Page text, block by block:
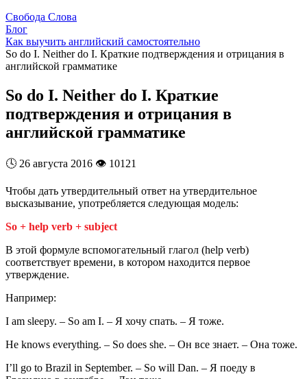
Свобода Слова
Блог
Как выучить английский самостоятельно
So do I. Neither do I. Краткие подтверждения и отрицания в
английской грамматике
So do I. Neither do I. Краткие
подтверждения и отрицания в
английской грамматике
🕓 26 августа 2016 👁️ 10121
Чтобы дать утвердительный ответ на утвердительное
высказывание, употребляется следующая модель:
So + help verb + subject
В этой формуле вспомогательный глагол (help verb)
соответствует времени, в котором находится первое
утверждение.
Например:
I am sleepy. – So am I. – Я хочу спать. – Я тоже.
He knows everything. – So does she. – Он все знает. – Она тоже.
I’ll go to Brazil in September. – So will Dan. – Я поеду в